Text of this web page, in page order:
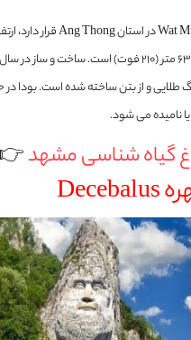
رسید. رنگ طلایی و از بتن ساخته شده است.
نامیده می شود.
گیاه شناسی مشهد👉